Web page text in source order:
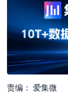
责编： 爱集微